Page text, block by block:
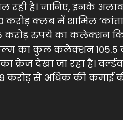
चल रही है। जानिए, इनके
क्लब में शामिल
करोड़ रुपये का कलेक्शन
का कुल कलेक्शन 105.5
क्रेज देखा जा रहा है।
करोड़ से अधिक की कमाई